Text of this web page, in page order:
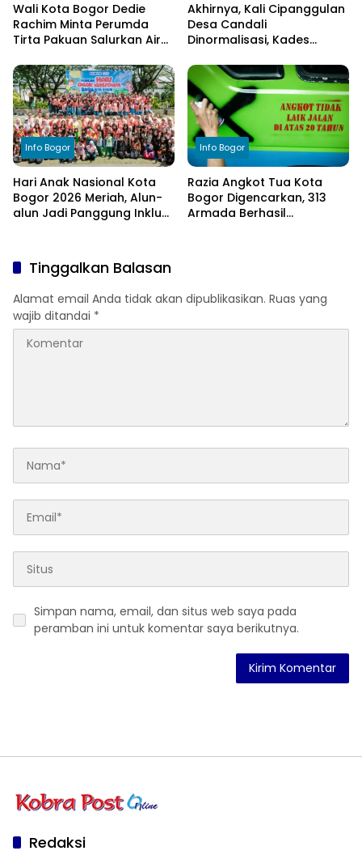
Wali Kota Bogor Dedie
Rachim Minta Perumda
Tirta Pakuan Salurkan Air
Terdampak Kekeringan
Akhirnya, Kali Cipanggulan
Desa Candali
Dinormalisasi, Kades
kepada Bupati Bogor
Info Bogor
Hari Anak Nasional Kota
Bogor 2026 Meriah, Alun-
alun Jadi Panggung Inklusi
Info Bogor
Razia Angkot Tua Kota
Bogor Digencarkan, 313
Armada Berhasil
Tinggalkan Balasan
Alamat email Anda tidak akan dipublikasikan. Ruas yang
wajib ditandai *
Simpan nama, email, dan situs web saya pada
peramban ini untuk komentar saya berikutnya.
Redaksi